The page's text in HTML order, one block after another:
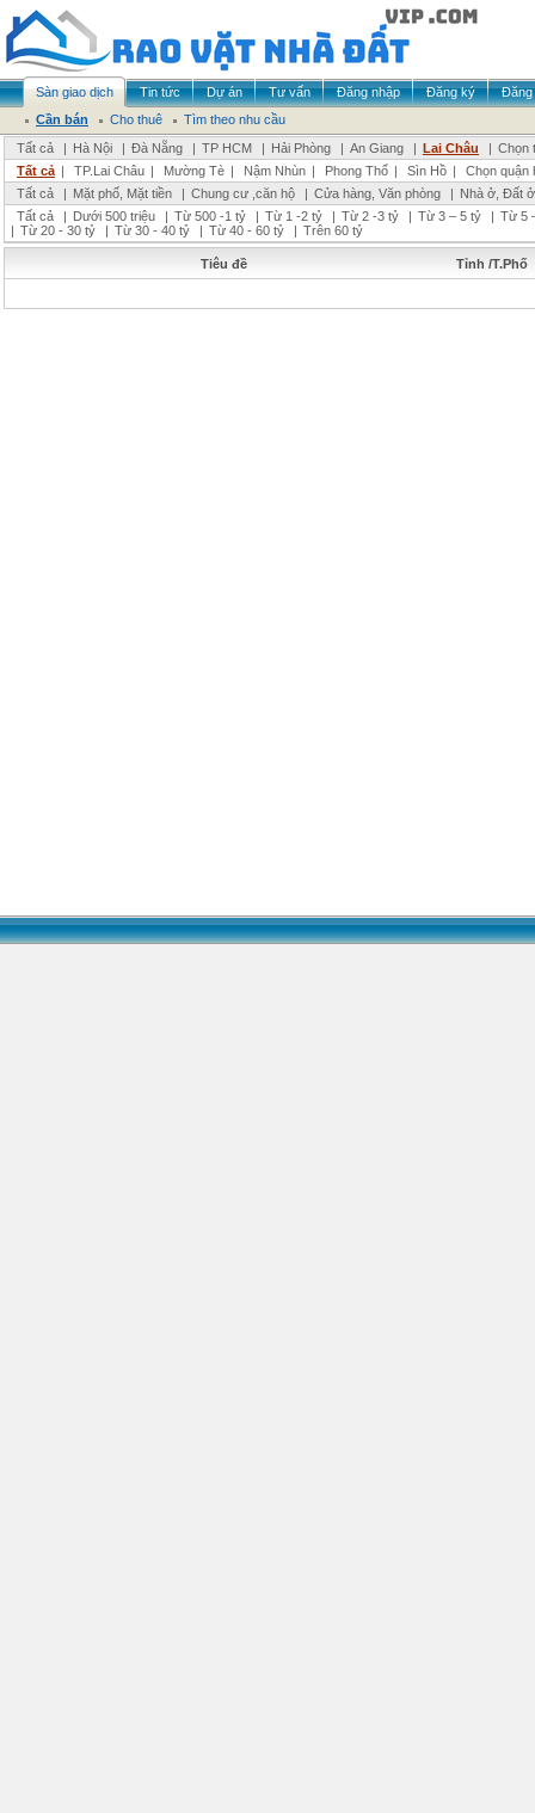
Sàn giao dịch Tin tức Dự án Tư vấn Đăng nhập Đăng ký
Đăng
Cần bán
Cho thuê
Tìm theo nhu cầu
Tất cả
| Hà Nội | Đà Nẵng | TP HCM | Hải Phòng | An Giang | Lai Châu | Chọn
Tất cả | TP.Lai Châu | Mường Tè | Nậm Nhùn | Phong Thổ | Sìn Hồ |
Chọn quận
Tất cả
| Mặt phố, Mặt tiền | Chung cư ,căn hộ | Cửa hàng, Văn phòng | Nhà ở, Đất ở
Tất cả
| Dưới 500 triệu | Từ 500 -1 tỷ | Từ 1 -2 tỷ | Từ 2 -3 tỷ | Từ 3 – 5 tỷ | Từ 5
| Từ 20 - 30 tỷ | Từ 30 - 40 tỷ | Từ 40 - 60 tỷ | Trên 60 tỷ
Tiêu đề Tỉnh /T.Phố